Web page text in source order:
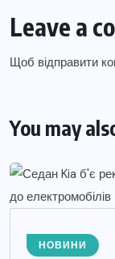
Leave a
Щоб відправити
You may
НОВИНИ